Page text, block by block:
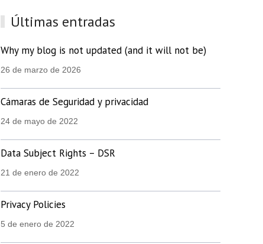
Últimas entradas
Why my blog is not updated (and it will not be)
26 de marzo de 2026
Cámaras de Seguridad y privacidad
24 de mayo de 2022
Data Subject Rights – DSR
21 de enero de 2022
Privacy Policies
5 de enero de 2022